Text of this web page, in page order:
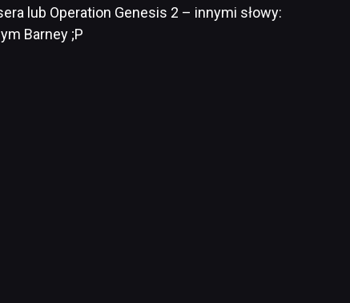
lub Operation Genesis 2 – innymi słowy:
Barney ;P